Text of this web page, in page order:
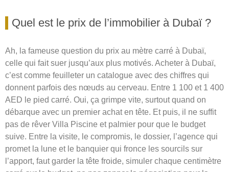
Quel est le prix de l’immobilier à Dubaï ?
Ah, la fameuse question du prix au mètre carré à Dubaï,
celle qui fait suer jusqu’aux plus motivés. Acheter à Dubaï,
c’est comme feuilleter un catalogue avec des chiffres qui
donnent parfois des nœuds au cerveau. Entre 1 100 et 1 400
AED le pied carré. Oui, ça grimpe vite, surtout quand on
débarque avec un premier achat en tête. Et puis, il ne suffit
pas de rêver Villa Piscine et palmier pour que le budget
suive. Entre la visite, le compromis, le dossier, l’agence qui
promet la lune et le banquier qui fronce les sourcils sur
l’apport, faut garder la tête froide, simuler chaque centimètre